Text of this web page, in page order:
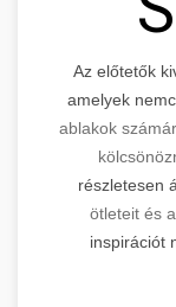
Az előtetők
amelyek
ablakok
részletesen
ötleteit és
inspirációt